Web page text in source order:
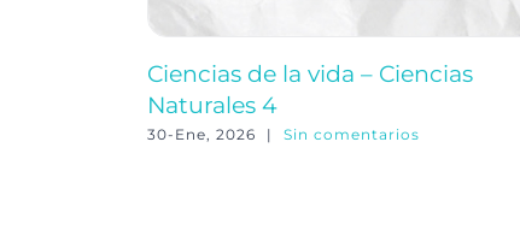
Ciencias de la vida – Ciencias
Naturales 4
30-Ene, 2026 | Sin comentarios